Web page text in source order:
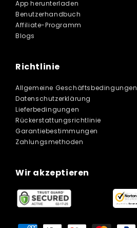
App herunterladen
Benutzerhandbuch
Affiliate-Programm
Blogs
Richtlinie
Allgemeine Geschäftsbedingungen
Datenschutzerklärung
Lieferbedingungen
Rückerstattungsrichtlinie
Garantiebestimmungen
Zahlungsmethoden
Wir akzeptieren